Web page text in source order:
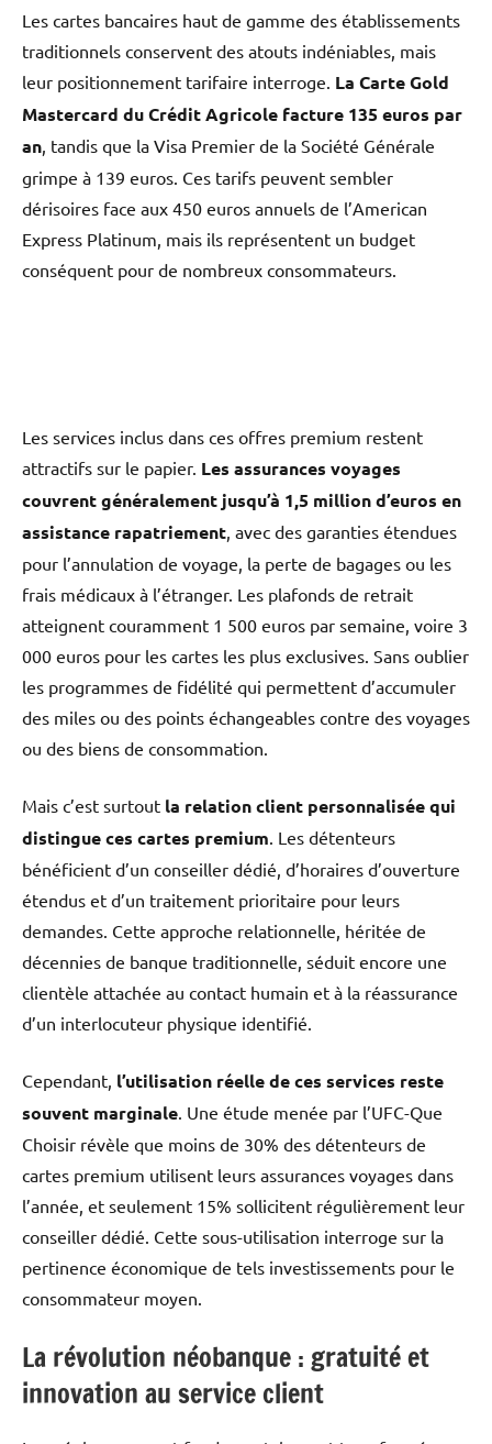
Les cartes bancaires haut de gamme des établissements
traditionnels conservent des atouts indéniables, mais
leur positionnement tarifaire interroge. La Carte Gold
Mastercard du Crédit Agricole facture 135 euros par
an , tandis que la Visa Premier de la Société Générale
grimpe à 139 euros. Ces tarifs peuvent sembler
dérisoires face aux 450 euros annuels de l’American
Express Platinum, mais ils représentent un budget
conséquent pour de nombreux consommateurs.
Les services inclus dans ces offres premium restent
attractifs sur le papier. Les assurances voyages
couvrent généralement jusqu’à 1,5 million d’euros en
assistance rapatriement , avec des garanties étendues
pour l’annulation de voyage, la perte de bagages ou les
frais médicaux à l’étranger. Les plafonds de retrait
atteignent couramment 1 500 euros par semaine, voire 3
000 euros pour les cartes les plus exclusives. Sans oublier
les programmes de fidélité qui permettent d’accumuler
des miles ou des points échangeables contre des voyages
ou des biens de consommation.
Mais c’est surtout la relation client personnalisée qui
distingue ces cartes premium . Les détenteurs
bénéficient d’un conseiller dédié, d’horaires d’ouverture
étendus et d’un traitement prioritaire pour leurs
demandes. Cette approche relationnelle, héritée de
décennies de banque traditionnelle, séduit encore une
clientèle attachée au contact humain et à la réassurance
d’un interlocuteur physique identifié.
Cependant, l’utilisation réelle de ces services reste
souvent marginale . Une étude menée par l’UFC-Que
Choisir révèle que moins de 30% des détenteurs de
cartes premium utilisent leurs assurances voyages dans
l’année, et seulement 15% sollicitent régulièrement leur
conseiller dédié. Cette sous-utilisation interroge sur la
pertinence économique de tels investissements pour le
consommateur moyen.
La révolution néobanque : gratuité et
innovation au service client